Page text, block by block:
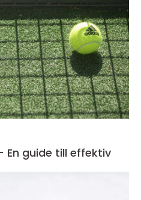
En guide till effektiv